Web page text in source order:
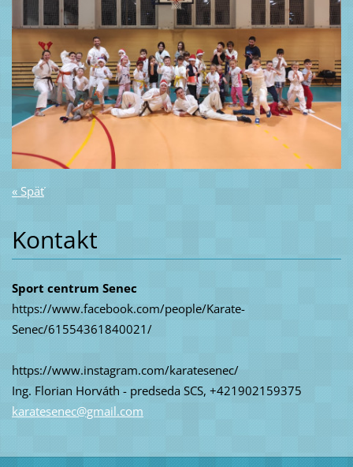
« Späť
Kontakt
Sport centrum Senec
https://www.facebook.com/people/Karate-
Senec/61554361840021/
https://www.instagram.com/karatesenec/
Ing. Florian Horváth - predseda SCS, +421902159375
karatesenec@gmail.com